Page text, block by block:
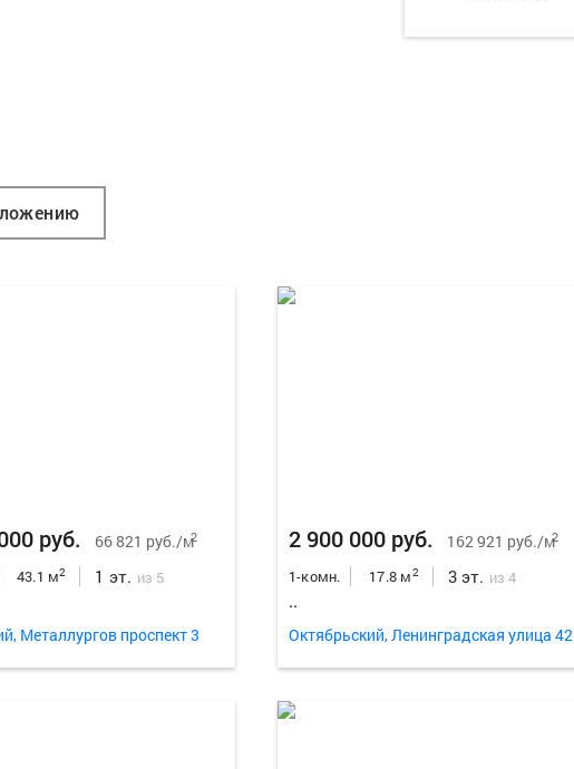
руб. 66 821 руб./м2
43.1 м2 1 эт. из 5
Металлургов проспект 3
2 900 000 руб. 162 921 руб./м2
1-комн. 17.8 м2 3 эт. из 4
..
Октябрьский, Ленинградская улица 42